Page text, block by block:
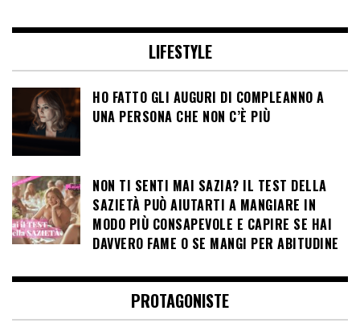
LIFESTYLE
HO FATTO GLI AUGURI DI COMPLEANNO A
UNA PERSONA CHE NON C’È PIÙ
NON TI SENTI MAI SAZIA? IL TEST DELLA
SAZIETÀ PUÒ AIUTARTI A MANGIARE IN
MODO PIÙ CONSAPEVOLE E CAPIRE SE HAI
DAVVERO FAME O SE MANGI PER ABITUDINE
PROTAGONISTE